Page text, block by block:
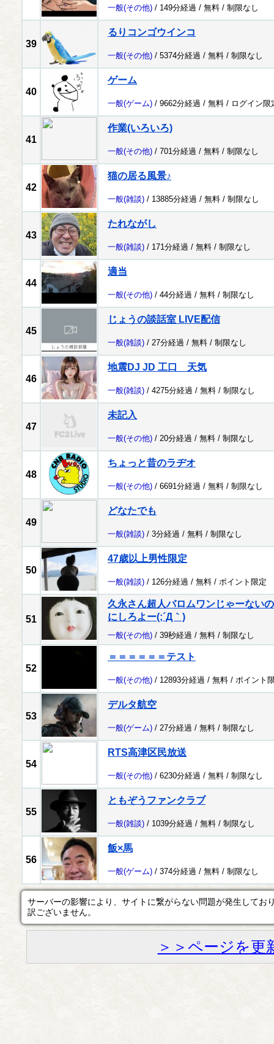
一般(その他) / 149分経過 / 無料 / 制限なし
39
るりコンゴウインコ
一般(その他) / 5374分経過 / 無料 / 制限なし
40
ゲーム
一般(ゲーム) / 9662分経過 / 無料 / ログイン限
41
作業(いろいろ)
一般(その他) / 701分経過 / 無料 / 制限なし
42
猫の居る風景♪
一般(雑談) / 13885分経過 / 無料 / 制限なし
43
たれながし
一般(雑談) / 171分経過 / 無料 / 制限なし
44
適当
一般(その他) / 44分経過 / 無料 / 制限なし
45
じょうの談話室 LIVE配信
一般(雑談) / 27分経過 / 無料 / 制限なし
46
地震DJ JD 工口 天気
一般(雑談) / 4275分経過 / 無料 / 制限なし
47
未記入
一般(その他) / 20分経過 / 無料 / 制限なし
48
ちょっと昔のラヂオ
一般(その他) / 6691分経過 / 無料 / 制限なし
49
どなたでも
一般(雑談) / 3分経過 / 無料 / 制限なし
50
47歳以上男性限定
一般(雑談) / 126分経過 / 無料 / ポイント限定
51
久永さん超人バロムワンじゃーない
にしろよー(;´Д｀)
一般(その他) / 39秒経過 / 無料 / 制限なし
52
＝＝＝＝＝＝テスト
一般(その他) / 12893分経過 / 無料 / ポイント
53
デルタ航空
一般(ゲーム) / 27分経過 / 無料 / 制限なし
54
RTS高津区民放送
一般(その他) / 6230分経過 / 無料 / 制限なし
55
ともぞうファンクラブ
一般(雑談) / 1039分経過 / 無料 / 制限なし
56
飯×馬
一般(ゲーム) / 374分経過 / 無料 / 制限なし
サーバーの影響により、サイトに繋がらない問題が発生してお
訳ございません。
＞＞ページを更